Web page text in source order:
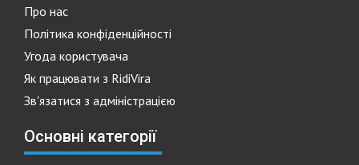
Про нас
Політика конфіденційності
Угода користувача
Як працювати з RidiVira
Зв'язатися з адміністрацією
Основні категорії